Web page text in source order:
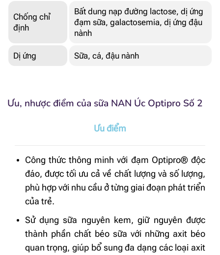
Chống chỉ
định
Bất dung nạp đường lactose, dị ứng
đạm sữa, galactosemia, dị ứng đậu
nành
Dị ứng Sữa, cá, đậu nành
Ưu, nhược điểm của sữa NAN Úc Optipro Số 2
Ưu điểm
Công thức thông minh với đạm Optipro® độc
đáo, được tối ưu cả về chất lượng và số lượng,
phù hợp với nhu cầu ở từng giai đoạn phát triển
của trẻ.
Sử dụng sữa nguyên kem, giữ nguyên được
thành phần chất béo sữa với những axit béo
quan trọng, giúp bổ sung đa dạng các loại axit